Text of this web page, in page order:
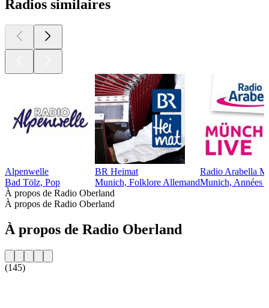
Radios similaires
Alpenwelle
Bad Tölz, Pop
BR Heimat
Munich, Folklore Allemand
Radio Arabella
Munich, Années
À propos de Radio Oberland
À propos de Radio Oberland
À propos de Radio Oberland
(145)